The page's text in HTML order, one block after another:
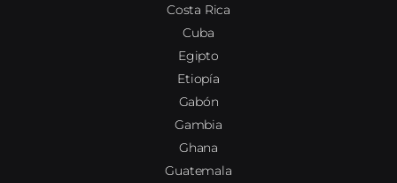
Costa Rica
Cuba
Egipto
Etiopía
Gabón
Gambia
Ghana
Guatemala